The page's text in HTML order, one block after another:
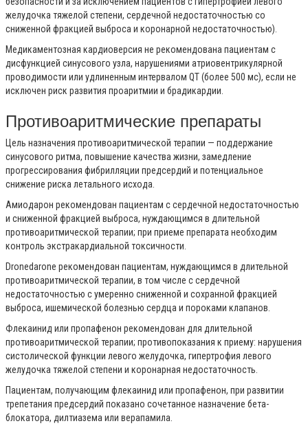
желудочка тяжелой степени, сердечной недостаточностью со
сниженной фракцией выброса и коронарной недостаточностью).
Медикаментозная кардиоверсия не рекомендована пациентам с
дисфункцией синусового узла, нарушениями атриовентрикулярной
проводимости или удлиненным интервалом QT (более 500 мс), если не
исключен риск развития проаритмии и брадикардии.
Противоаритмические препараты
Цель назначения противоаритмической терапии — поддержание
синусового ритма, повышение качества жизни, замедление
прогрессирования фибрилляции предсердий и потенциальное
снижение риска летального исхода.
Амиодарон рекомендован пациентам с сердечной недостаточностью
и сниженной фракцией выброса, нуждающимся в длительной
противоаритмической терапии; при приеме препарата необходим
контроль экстракардиальной токсичности.
Dronedarone рекомендован пациентам, нуждающимся в длительной
противоаритмической терапии, в том числе с сердечной
недостаточностью с умеренно сниженной и сохранной фракцией
выброса, ишемической болезнью сердца и пороками клапанов.
Флекаинид или пропафенон рекомендован для длительной
противоаритмической терапии; противопоказания к приему: нарушения
систолической функции левого желудочка, гипертрофия левого
желудочка тяжелой степени и коронарная недостаточность.
Пациентам, получающим флекаинид или пропафенон, при развитии
трепетания предсердий показано сочетанное назначение бета-
блокатора, дилтиазема или верапамила.